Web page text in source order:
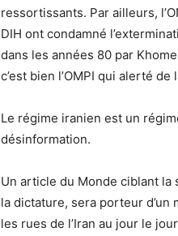
ressortissants. Par ailleurs,
DIH ont condamné
dans les années 80 par
c’est bien l’OMPI qui alerté
Le régime iranien est un
désinformation.
Un article du Monde ciblant
la dictature, sera porteur
les rues de l’Iran au jour le